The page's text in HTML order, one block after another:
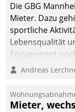
Die GBG
Mieter. Dazu
sportliche
Lebensqualität
Engagement
von
und
ein.
Andreas
Mieter,